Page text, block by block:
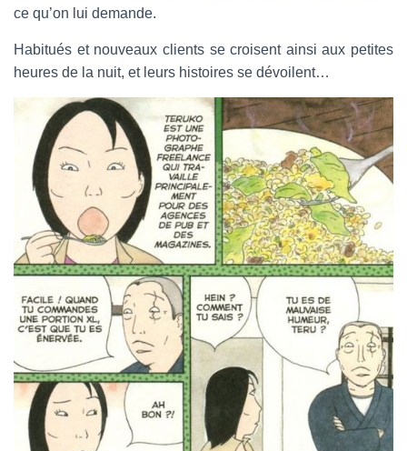
ce qu’on lui demande.
Habitués et nouveaux clients se croisent ainsi aux petites
heures de la nuit, et leurs histoires se dévoilent…